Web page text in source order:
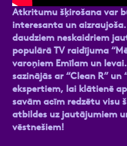
Atkritumu šķirošana var
interesanta un
daudziem neskaidriem
populārā TV raidījuma
varoņiem Emīlam un
sazinājās ar “Clean R” un
ekspertiem, lai klātienē
savām acīm redzētu visu
atbildes uz jautājumiem
vēstnešiem!